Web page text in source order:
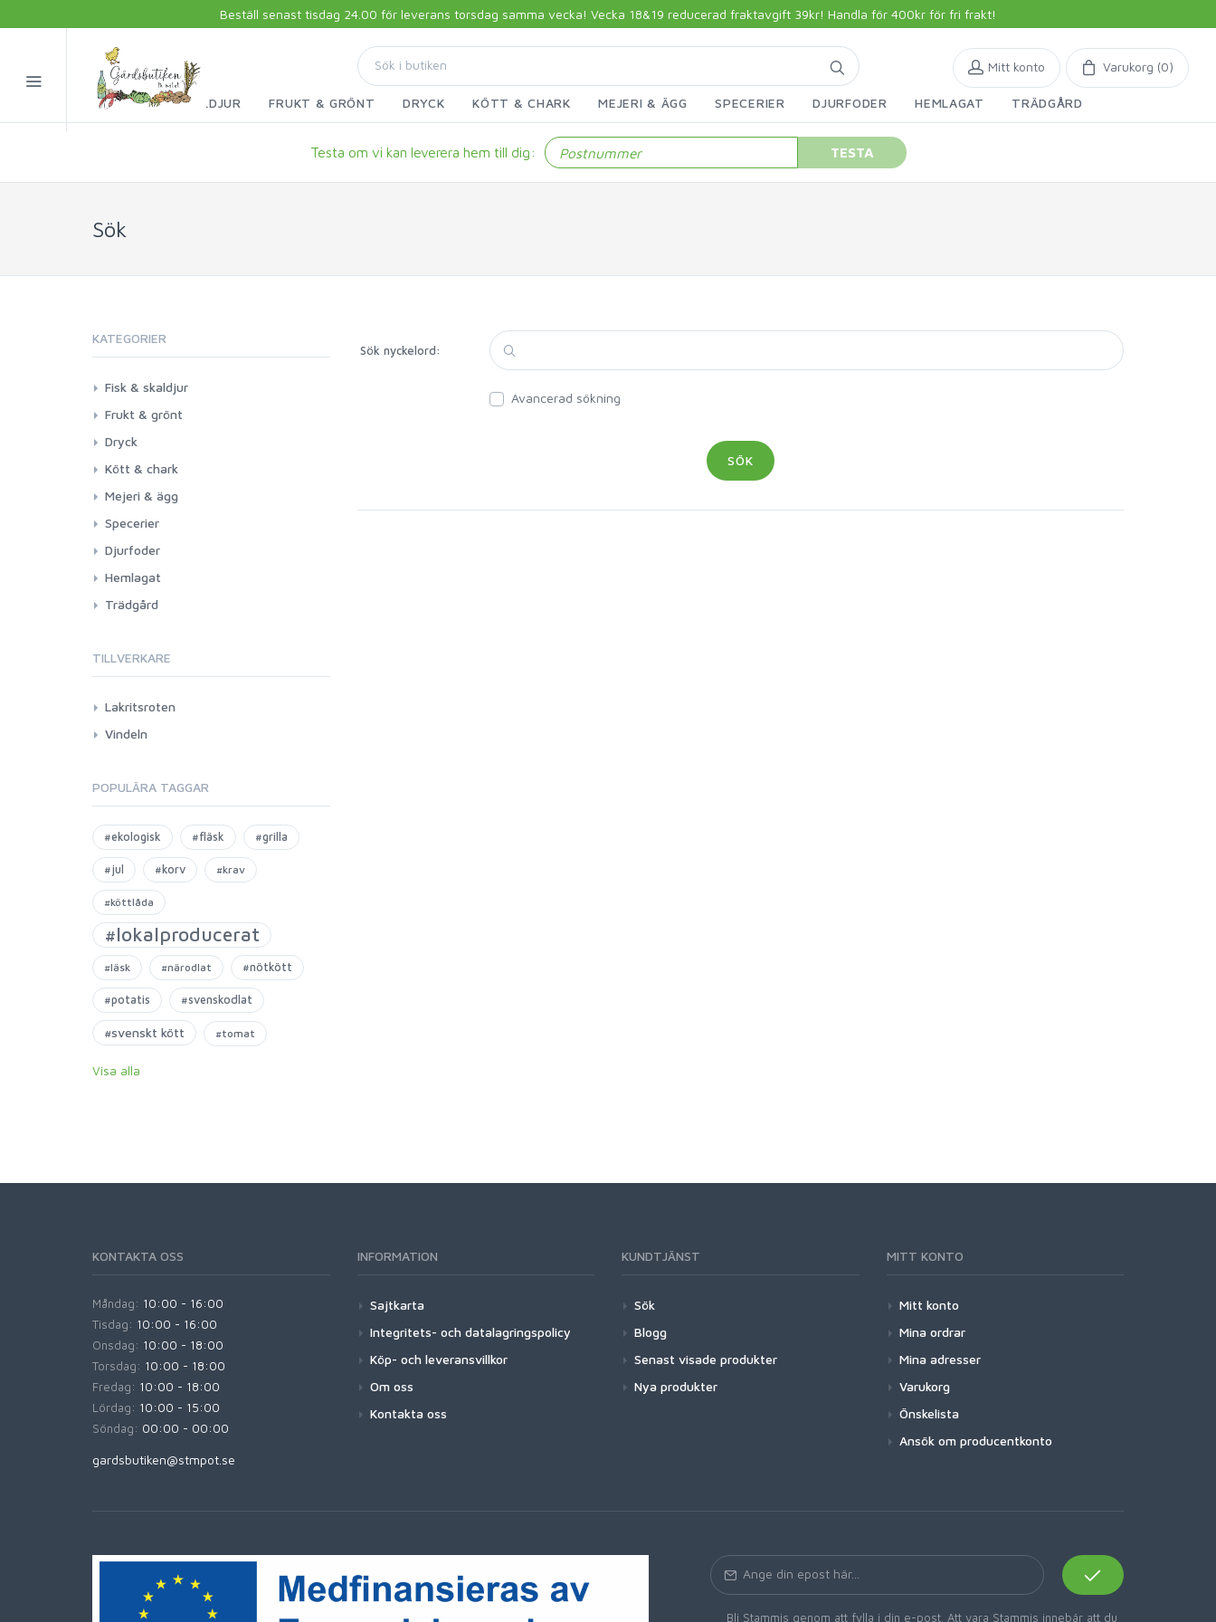
Beställ senast tisdag 24.00 för leverans torsdag samma vecka! Vecka 18&19 reducerad fraktavgift 39kr! Handla för 400kr för fri frakt!
FISK & SKALDJUR FRUKT & GRÖNT DRYCK KÖTT & CHARK MEJERI & ÄGG SPECERIER DJURFODER HEMLAGAT TRÄDGÅRD
Mitt konto Varukorg (0)
Testa om vi kan leverera hem till dig: TESTA
Sök
Sök nyckelord:
Avancerad sökning
KATEGORIER
Fisk & skaldjur
Frukt & grönt
Dryck
Kött & chark
Mejeri & ägg
Specerier
Djurfoder
Hemlagat
Trädgård
TILLVERKARE
Lakritsroten
Vindeln
POPULÄRA TAGGAR
#ekologisk #fläsk #grilla
#jul #korv #krav
#köttlåda
#lokalproducerat
#läsk #närodlat #nötkött
#potatis #svenskodlat
#svenskt kött #tomat
Visa alla
KONTAKTA OSS
Måndag: 10:00 - 16:00
Tisdag: 10:00 - 16:00
Onsdag: 10:00 - 18:00
Torsdag: 10:00 - 18:00
Fredag: 10:00 - 18:00
Lördag: 10:00 - 15:00
Söndag: 00:00 - 00:00
gardsbutiken@stmpot.se
INFORMATION
Sajtkarta
Integritets- och datalagringspolicy
Köp- och leveransvillkor
Om oss
Kontakta oss
KUNDTJÄNST
Sök
Blogg
Senast visade produkter
Nya produkter
MITT KONTO
Mitt konto
Mina ordrar
Mina adresser
Varukorg
Önskelista
Ansök om producentkonto
Bli Stammis genom att fylla i din e-post. Att vara Stammis innebär att du